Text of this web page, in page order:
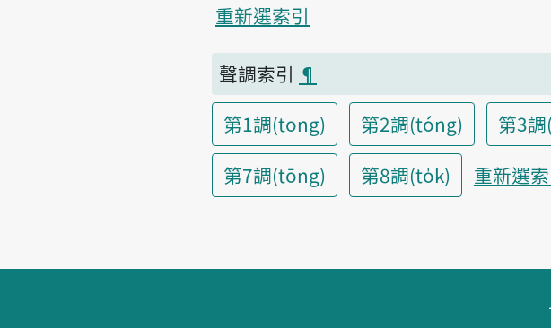
重新選索引
聲調索引 ¶
第1調(tong)
第2調(tóng) 第3
第7調(tōng)
第8調(to̍k) 重新選